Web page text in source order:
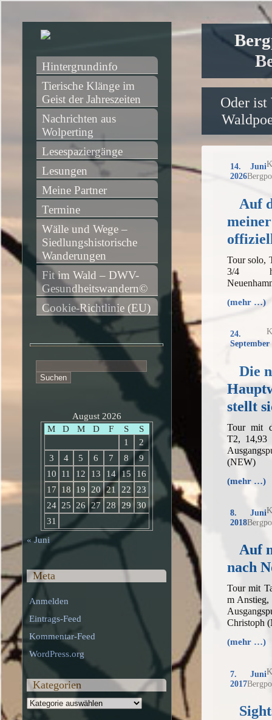
Oder ist
14. Juni
2026
Auf
Tour solo,
3/4 h,
(mehr …)
24.
September
Die
stellt
Tour mit
T2,
(NEW)
(mehr …)
8. Juni
2018
Auf
nach
Tour mit
m
Christoph
(mehr …)
7. Juni
2017
Hintergrundinfo
Tierische Klänge im
Geist der Jahreszeiten
Nachrichten aus
Wolperting
Lesespaziergänge
Lesungen
Meine Partner
Termine
Wälle und Wege –
Siedlungshistorische
Wanderungen
Fit im Wald – DWV-
Gesundheitswandern©
Cookie-Richtlinie (EU)
nach:
August 2026
M
D M D F S
S
1
2
3
4 5 6 7 8
9
10
11 12 13 14 15
16
17
18 19 20 21 22
23
24 25 26 27 28 29
30
31
« Juni
Meta
Anmelden
Eintrags-Feed
Kommentar-Feed
WordPress.org
Kategorien
Kategorien